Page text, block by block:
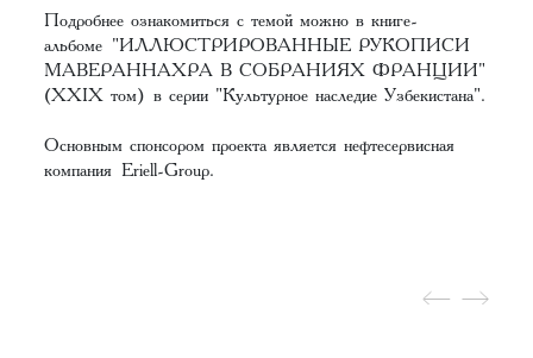
Подробнее ознакомиться с темой можно в книге-
альбоме "ИЛЛЮСТРИРОВАННЫЕ РУКОПИСИ
МАВЕРАННАХРА В СОБРАНИЯХ ФРАНЦИИ"
(XXIX том) в серии "Культурное наследие Узбекистана".
Основным спонсором проекта является нефтесервисная
компания Eriell-Group.